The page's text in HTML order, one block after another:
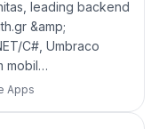
leading backend
&amp;
C#, Umbraco
mobil…
Apps